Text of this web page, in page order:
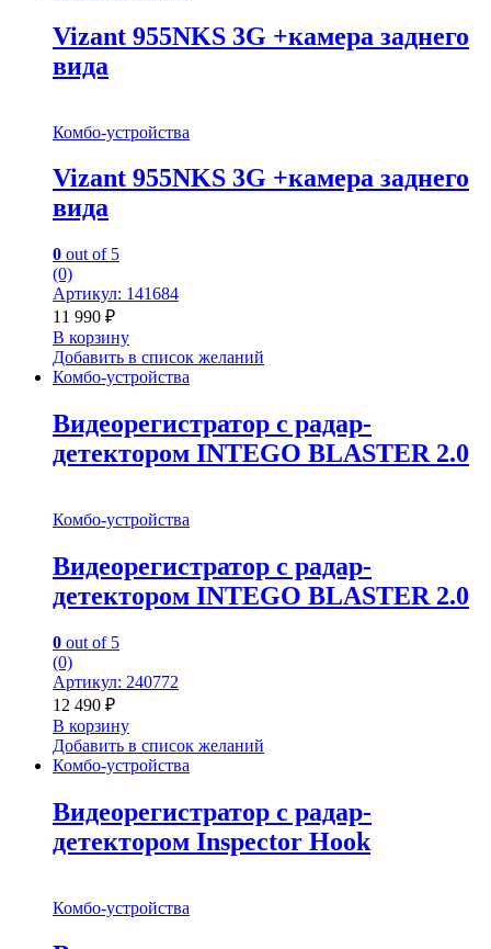
Vizant 955NKS 3G +камера заднего
вида
Комбо-устройства
Vizant 955NKS 3G +камера заднего
вида
0 out of 5
(0)
Артикул: 141684
11 990 ₽
В корзину
Добавить в список желаний
Комбо-устройства
Видеорегистратор с радар-
детектором INTEGO BLASTER 2.0
Комбо-устройства
Видеорегистратор с радар-
детектором INTEGO BLASTER 2.0
0 out of 5
(0)
Артикул: 240772
12 490 ₽
В корзину
Добавить в список желаний
Комбо-устройства
Видеорегистратор с радар-
детектором Inspector Hook
Комбо-устройства